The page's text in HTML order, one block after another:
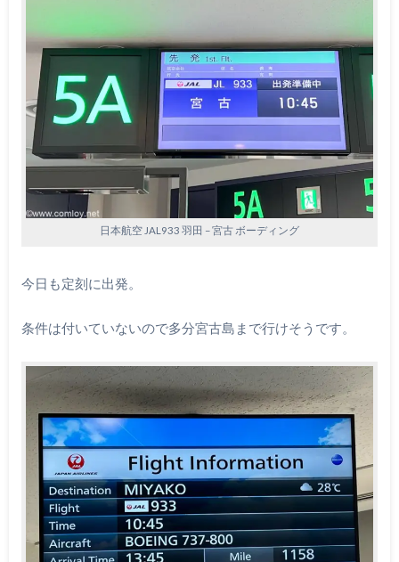
日本航空 JAL933 羽田 – 宮古 ボーディング
今日も定刻に出発。
条件は付いていないので多分宮古島まで行けそうです。